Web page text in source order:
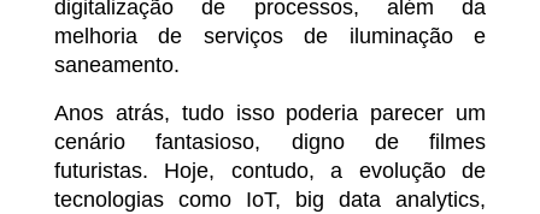
digitalização de processos, além da
melhoria de serviços de iluminação e
saneamento.
Anos atrás, tudo isso poderia parecer um
cenário fantasioso, digno de filmes
futuristas. Hoje, contudo, a evolução de
tecnologias como IoT, big data analytics,